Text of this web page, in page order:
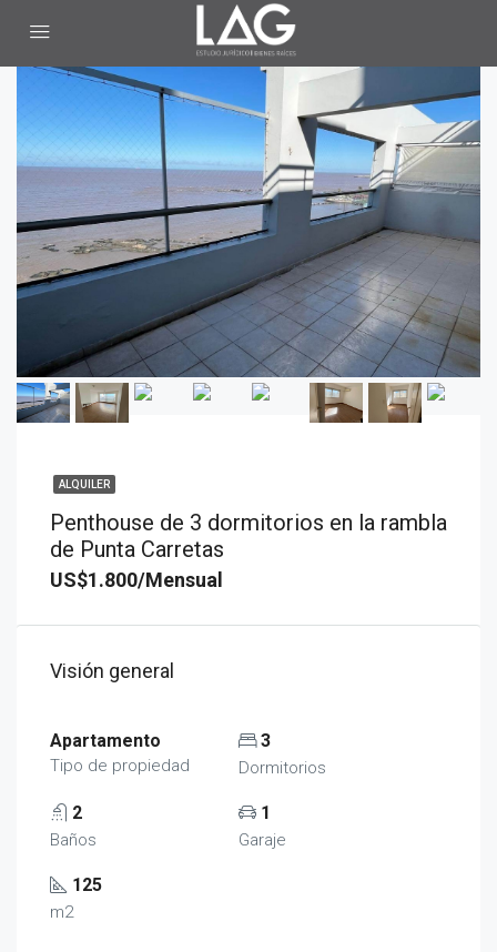
ALQUILER
Penthouse de 3 dormitorios en la rambla
de Punta Carretas
US$1.800/Mensual
Visión general
Apartamento
Tipo de propiedad
3
Dormitorios
2
Baños
1
Garaje
125
m2